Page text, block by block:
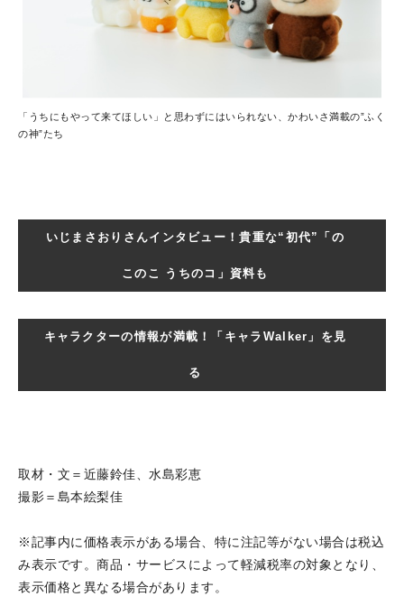
「うちにもやって来てほしい」と思わずにはいられない、かわいさ満載の”ふく
の神”たち
いじまさおりさんインタビュー！貴重な“初代”「の
このこ うちのコ」資料も
キャラクターの情報が満載！「キャラWalker」を見
る
取材・文＝近藤鈴佳、水島彩恵
撮影＝島本絵梨佳
※記事内に価格表示がある場合、特に注記等がない場合は税込
み表示です。商品・サービスによって軽減税率の対象となり、
表示価格と異なる場合があります。